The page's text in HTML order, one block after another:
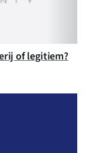
of legitiem?